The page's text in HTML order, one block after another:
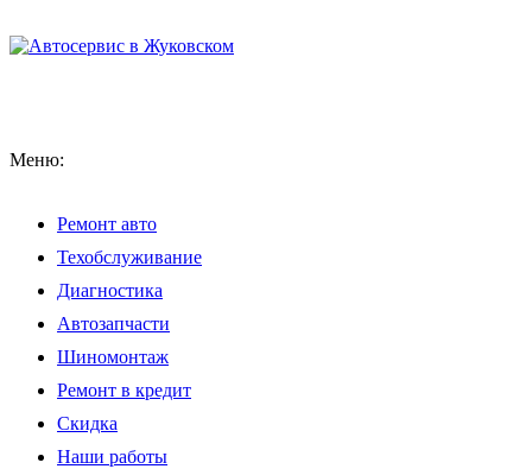
Меню:
Ремонт авто
Техобслуживание
Диагностика
Автозапчасти
Шиномонтаж
Ремонт в кредит
Скидка
Наши работы